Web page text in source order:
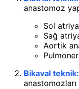
anastomoz
Sol
Sağ
Aortik
Bikaval teknik:
anastomozları